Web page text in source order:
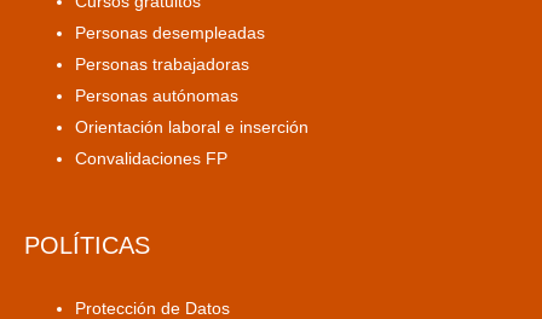
Personas desempleadas
Personas trabajadoras
Personas autónomas
Orientación laboral e inserción
Convalidaciones FP
POLÍTICAS
Protección de Datos